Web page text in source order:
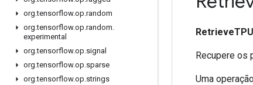
org.tensorflow.op.random
org.tensorflow.op.random.
experimental
org.tensorflow.op.signal
org.tensorflow.op.sparse
org.tensorflow.op.strings
Recupere os
Uma